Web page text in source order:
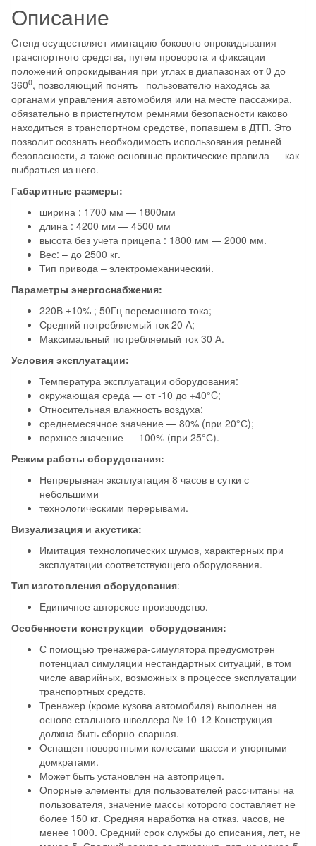
Описание
Стенд осуществляет имитацию бокового опрокидывания
транспортного средства, путем проворота и фиксации
положений опрокидывания при углах в диапазонах от 0 до
3600, позволяющий понять пользователю находясь за
органами управления автомобиля или на месте пассажира,
обязательно в пристегнутом ремнями безопасности каково
находиться в транспортном средстве, попавшем в ДТП. Это
позволит осознать необходимость использования ремней
безопасности, а также основные практические правила — как
выбраться из него.
Габаритные размеры:
ширина : 1700 мм — 1800мм
длина : 4200 мм — 4500 мм
высота без учета прицепа : 1800 мм — 2000 мм.
Вес: – до 2500 кг.
Тип привода – электромеханический.
Параметры энергоснабжения:
220В ±10% ; 50Гц переменного тока;
Средний потребляемый ток 20 А;
Максимальный потребляемый ток 30 А.
Условия эксплуатации:
Температура эксплуатации оборудования:
окружающая среда — от -10 до +40°C;
Относительная влажность воздуха:
среднемесячное значение — 80% (при 20°С);
верхнее значение — 100% (при 25°С).
Режим работы оборудования:
Непрерывная эксплуатация 8 часов в сутки с
небольшими
технологическими перерывами.
Визуализация и акустика:
Имитация технологических шумов, характерных при
эксплуатации соответствующего оборудования.
Тип изготовления оборудования:
Единичное авторское производство.
Особенности конструкции оборудования:
С помощью тренажера-симулятора предусмотрен
потенциал симуляции нестандартных ситуаций, в том
числе аварийных, возможных в процессе эксплуатации
транспортных средств.
Тренажер (кроме кузова автомобиля) выполнен на
основе стального швеллера № 10-12 Конструкция
должна быть сборно-сварная.
Оснащен поворотными колесами-шасси и упорными
домкратами.
Может быть установлен на автоприцеп.
Опорные элементы для пользователей рассчитаны на
пользователя, значение массы которого составляет не
более 150 кг. Средняя наработка на отказ, часов, не
менее 1000. Средний срок службы до списания, лет, не